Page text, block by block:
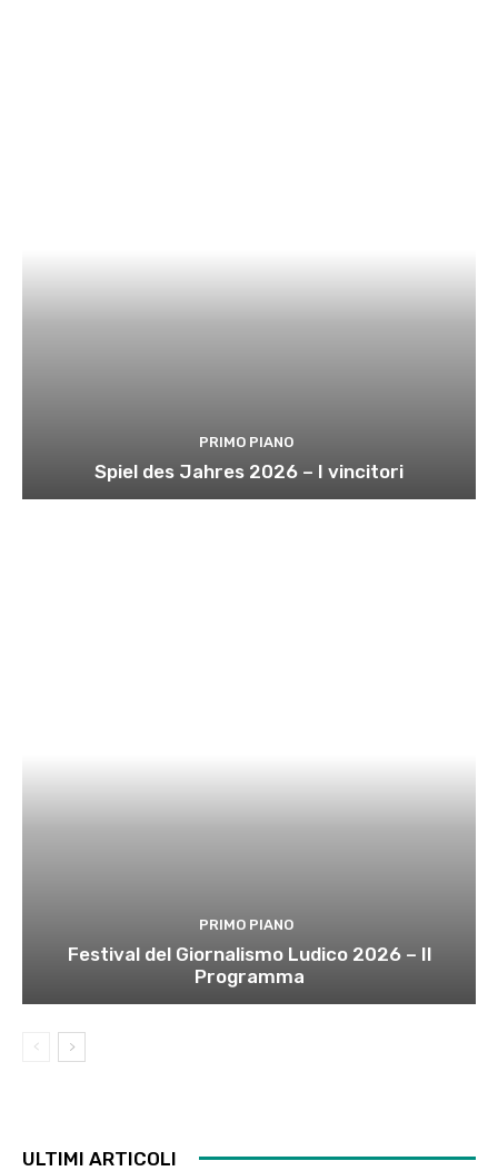
PRIMO PIANO
Spiel des Jahres 2026 – I vincitori
PRIMO PIANO
Festival del Giornalismo Ludico 2026 – Il
Programma
ULTIMI ARTICOLI